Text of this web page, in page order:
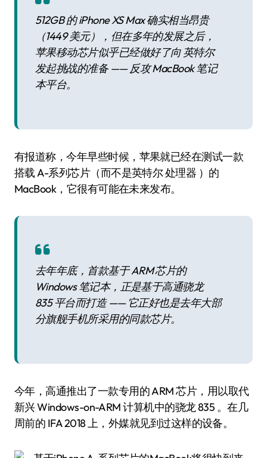
512GB 的 iPhone XS Max 确实相当昂贵
（1449 美元），但在多年的发展之后，
苹果移动芯片似乎已经做好了向 英特尔
发起挑战的准备 —— 反攻 MacBook 笔记
本平台。
有报道称，今年早些时候，苹果就已经在测试一款
搭载 A-系列芯片（而不是英特尔 处理器 ）的
MacBook，它很有可能在未来发布。
去年年底，首款基于 ARM 芯片的
Windows 笔记本，正是基于高通骁龙
835 平台而打造 —— 它正好也是去年大部
分旗舰手机所采用的同款芯片。
今年，高通推出了一款专用的 ARM 芯片，用以取代
新兴 Windows-on-ARM 计算机中的骁龙 835 。在几
周前的 IFA 2018 上，外媒就见到过这样的设备。